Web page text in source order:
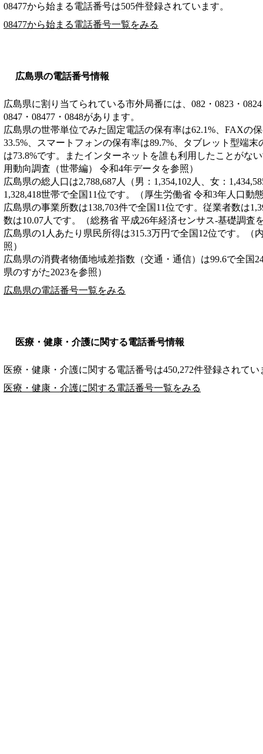
08477から始まる電話番号は505件登録されています。
08477から始まる電話番号一覧をみる
広島県の電話番号情報
広島県に割り当てられている市外局番には、082・0823・
0847・08477・0848があります。
広島県の世帯単位でみた固定電話の保有率は62.1%、FAXの
33.5%、スマートフォンの保有率は89.7%、タブレット型端
は73.8%です。またインターネットを誰も利用したことがな
用動向調査（世帯編） 令和4年データを参照）
広島県の総人口は2,788,687人（男：1,354,102人、女：
1,328,418世帯で全国11位です。（厚生労働省 令和3年人口動
広島県の事業所数は138,703件で全国11位です。従業者数は
数は10.07人です。（総務省 平成26年経済センサス‐基礎調査
広島県の1人あたり県民所得は315.3万円で全国12位です。（
照）
広島県の消費者物価地域差指数（交通・通信）は99.6で全国
県のすがた2023を参照）
広島県の電話番号一覧をみる
医療・健康・介護に関する電話番号情報
医療・健康・介護に関する電話番号は450,272件登録されてい
医療・健康・介護に関する電話番号一覧をみる